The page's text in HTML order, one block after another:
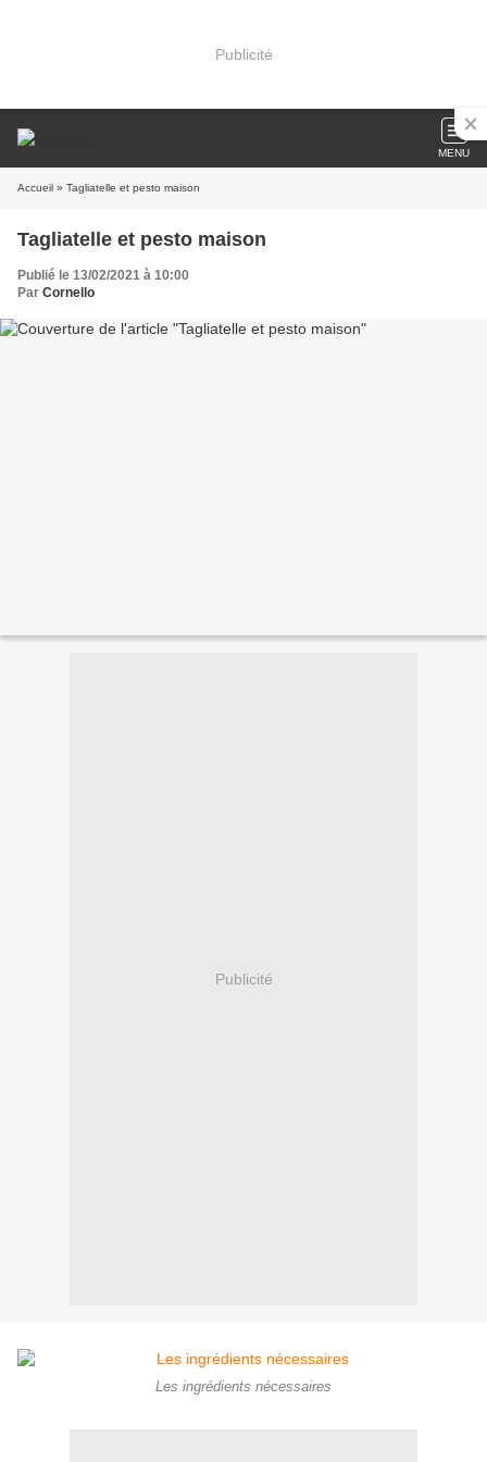
Publicité
MENU
Accueil » Tagliatelle et pesto maison
Tagliatelle et pesto maison
Publié le 13/02/2021 à 10:00
Par Cornello
Publicité
Les ingrédients nécessaires